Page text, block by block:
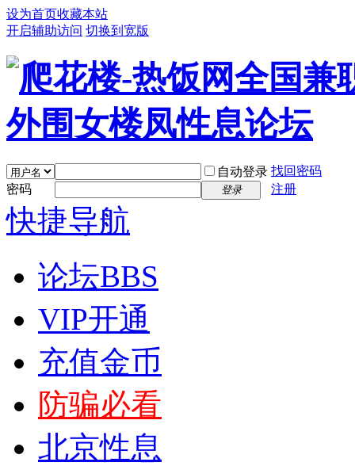
设为首页收藏本站
开启辅助访问 切换到宽版
自动登录 找回密码
密码
登录 注册
快捷导航
论坛BBS
VIP开通
充值金币
防骗必看
北京性息